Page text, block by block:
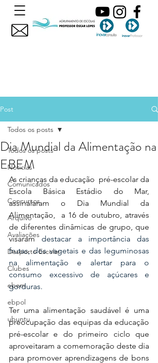
Post
Todos os posts
Noticias
Comunicados
Concursos
Arquivo
Avaliações
Desporto Escolar
Clubes
ebem
ebpol
ubuntu
Todos os posts
Dia Mundial da Alimentação na
EBEM
As crianças da educação  pré-escolar da
Escola Básica Estádio do Mar,
assinalaram o Dia Mundial da
Alimentação,  a 16 de outubro, através
de diferentes dinâmicas de grupo, que
visaram destacar a importância das
frutas, dos vegetais e das leguminosas
na alimentação e alertar para o
consumo excessivo de açúcares e
gorduras.
Ter uma alimentação saudável é uma
preocupação das equipas da educação
pré-escolar e do primeiro ciclo que
aproveitaram a comemoração deste dia
para promover aprendizagens de bons